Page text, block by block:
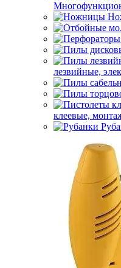
лезвийные,
клеевые,